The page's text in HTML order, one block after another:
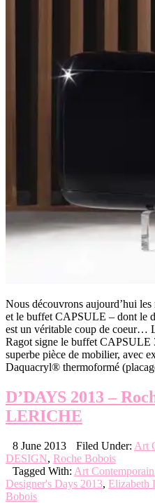
Nous découvrons aujourd’hui
et le buffet CAPSULE – dont le
est un véritable coup de coeur…
Ragot signe le buffet CAPSULE
superbe pièce de mobilier, avec
Daquacryl® thermoformé
D’DAYS 2013 –
LERICHE
8 June 2013 Filed Under: Art
DESIGN, Roche Bobois
Tagged With: Art Contemporain
Designer's Days 2013, Elizabeth
Bobois